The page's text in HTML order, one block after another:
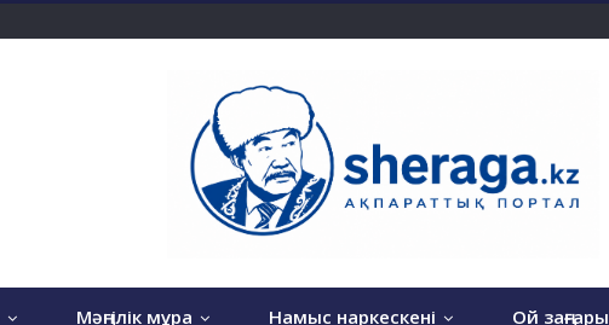
Мәңгілік мұра Намыс наркескені Ой заңғары